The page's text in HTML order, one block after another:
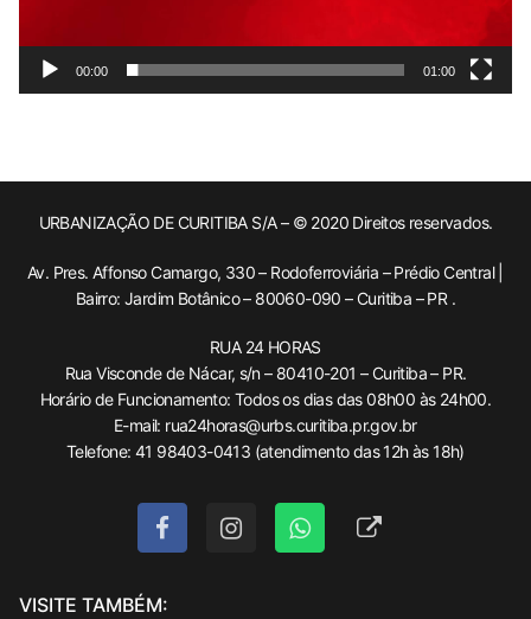
00:00 01:00
URBANIZAÇÃO DE CURITIBA S/A – © 2020 Direitos reservados.
Av. Pres. Affonso Camargo, 330 – Rodoferroviária – Prédio Central |
Bairro: Jardim Botânico – 80060-090 – Curitiba – PR .
RUA 24 HORAS
Rua Visconde de Nácar, s/n – 80410-201 – Curitiba – PR.
Horário de Funcionamento: Todos os dias das 08h00 às 24h00.
E-mail: rua24horas@urbs.curitiba.pr.gov.br
Telefone: 41 98403-0413 (atendimento das 12h às 18h)
VISITE TAMBÉM: